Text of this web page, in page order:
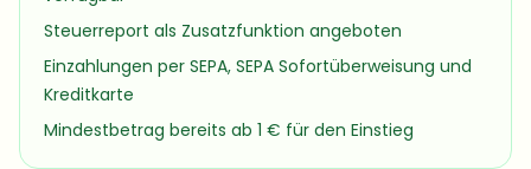
Steuerreport als Zusatzfunktion angeboten
Einzahlungen per SEPA, SEPA Sofortüberweisung und
Kreditkarte
Mindestbetrag bereits ab 1 € für den Einstieg